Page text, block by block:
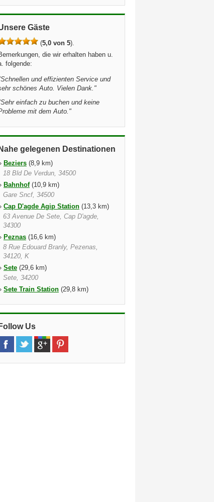
Gäste
(5,0 von 5).
die wir erhalten haben u.
folgende:
Schnellen und effizienten Service und
schönes Auto. Vielen Dank. "
Sehr einfach zu buchen und keine
mit dem Auto. "
Nahe gelegenen Destinationen
Beziers (8,9 km)
18 Bld De Verdun, 34500
Bahnhof(10,9 km)
Gare Sncf, 34500
Cap D'agde Agip Station (13,3 km)
63 Avenue De Sete, Cap D'agde,
34300
Peznas (16,6 km)
8 Rue Edouard Branly, Pezenas,
34120, K
Sete (29,6 km)
Sete, 34200
Sete Train Station (29,8 km)
Aspiran(30,4 km)
Gare Sncf, Narbonne, 11100
Follow Us